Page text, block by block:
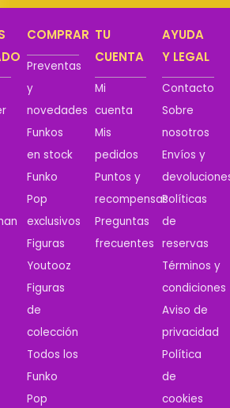
COMPRAR
Preventas
y
novedades
Funkos
en stock
Funko
Pop
exclusivos
Figuras
Youtooz
Figuras
de
colección
Todos los
Funko
Pop
TU
CUENTA
Mi
cuenta
Mis
pedidos
Puntos y
recompensas
Preguntas
frecuentes
AYUDA
Y LEGAL
Contacto
Sobre
nosotros
Envíos y
Políticas
de
reservas
Términos y
condiciones
Aviso de
privacidad
Política
de
cookies